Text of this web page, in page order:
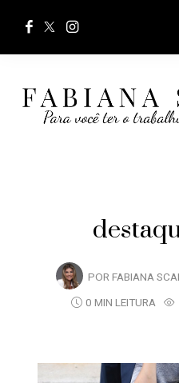
POR FABIANA
0 MIN LEITURA